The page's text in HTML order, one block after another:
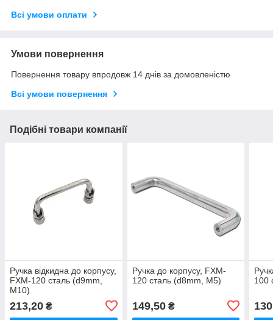
Всі умови оплати
Умови повернення
Повернення товару впродовж 14 днів за домовленістю
Всі умови повернення
Подібні товари компанії
Ручка відкидна до корпусу,
FXM-120 сталь (d9mm,
M10)
213,20 ₴
Ручка до корпусу, FXM-
120 сталь (d8mm, M5)
149,50₴
100
130